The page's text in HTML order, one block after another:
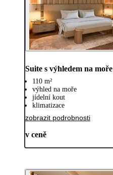
Suite s výhledem na moře
110 m²
výhled na moře
jídelní kout
klimatizace
zobrazit podrobnosti
v ceně